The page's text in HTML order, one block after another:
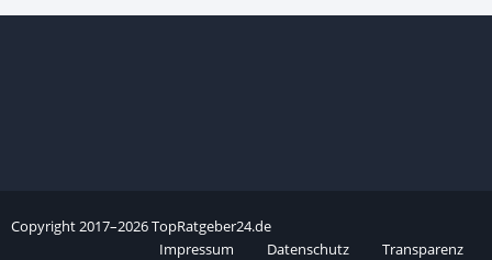
Copyright2017–2026TopRatgeber24.de
Impressum
Datenschutz Transparenz